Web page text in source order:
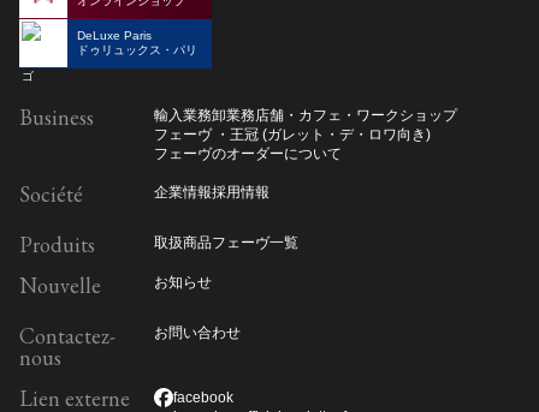
DeLuxe Paris
ドゥリュックス・パリ
Business 輸入業務卸業務店舗・カフェ・ワークショップ
フェーヴ ・王冠 (ガレット・デ・ロワ向き)
フェーヴのオーダーについて
Société 企業情報採用情報
Produits 取扱商品フェーヴ一覧
Nouvelle お知らせ
Contactez-
nous
お問い合わせ
Lien externe
facebook